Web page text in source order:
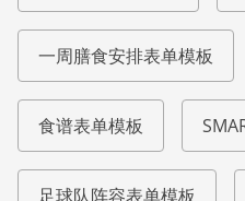
一周膳食安排表单模板
食谱表单模板
足球队阵容表单模板